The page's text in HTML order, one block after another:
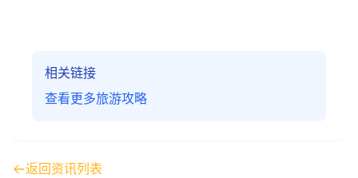
相关链接
查看更多旅游攻略
返回资讯列表